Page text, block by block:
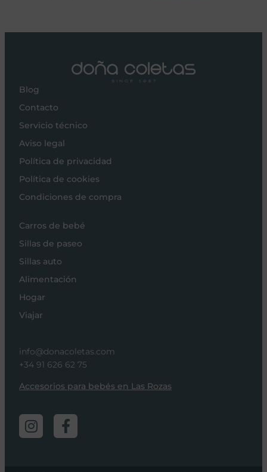
Blog
Contacto
Servicio técnico
Aviso legal
Política de privacidad
Política de cookies
Condiciones de compra
Carros de bebé
Sillas de paseo
Sillas auto
Alimentación
Hogar
Viajar
info@donacoletas.com
+34 91 626 62 75
Accesorios para bebés en Las Rozas